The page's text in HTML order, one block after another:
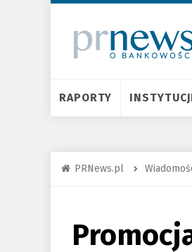
RAPORTY
PRNews.pl